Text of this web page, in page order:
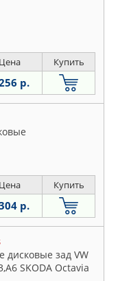
Цена Купить
р.
Цена Купить
р.
дисковые зад VW
SKODA Octavia